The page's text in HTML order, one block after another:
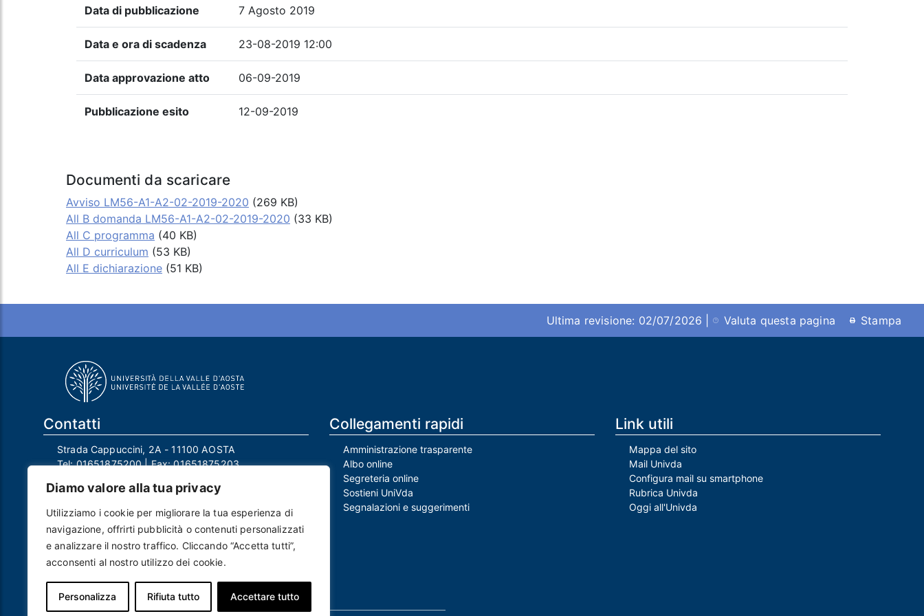
Diamo valore alla tua privacy
Utilizziamo i cookie per migliorare la tua esperienza di
navigazione, offrirti pubblicità o contenuti personalizzati
e analizzare il nostro traffico. Cliccando “Accetta tutti”,
acconsenti al nostro utilizzo dei cookie.
Personalizza Rifiuta tutto Accettare tutto
Data di pubblicazione 7 Agosto 2019
Data e ora di scadenza 23-08-2019 12:00
Data approvazione atto 06-09-2019
Pubblicazione esito 12-09-2019
Documenti da scaricare
Avviso LM56-A1-A2-02-2019-2020 (269 KB)
All B domanda LM56-A1-A2-02-2019-2020 (33 KB)
All C programma (40 KB)
All D curriculum (53 KB)
All E dichiarazione (51 KB)
Ultima revisione: 02/07/2026 | Valuta questa pagina Stampa
Contatti
Strada Cappuccini, 2A - 11100 AOSTA
Tel:01651875200| Fax:01651875203
Mail Responsabile Protezione dei Dati:
rpd@univda.it
Posta certificata:protocollo@pec.univda.it
P.IVA 01040890079 e C.F. 91041130070
Codice Univoco Ufficio: UF2EU2
Nome ufficio: Uff_eFatturaPA
Codice IPA: uvdau_ao
Collegamenti rapidi
Amministrazione trasparente
Albo online
Segreteria online
Sostieni UniVda
Segnalazioni e suggerimenti
Link utili
Mappa del sito
Mail Univda
Configura mail su smartphone
Rubrica Univda
Oggi all'Univda